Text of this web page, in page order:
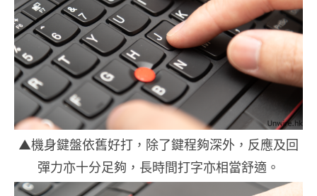
▲機身鍵盤依舊好打，除了鍵程夠深外，反應及回
彈力亦十分足夠，長時間打字亦相當舒適。